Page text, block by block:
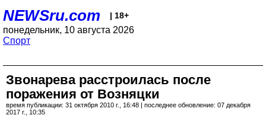
NEWSru.com | 18+
понедельник, 10 августа 2026
Спорт
Звонарева расстроилась после
поражения от Возняцки
время публикации: 31 октября 2010 г., 16:48 | последнее обновление: 07 декабря
2017 г., 10:35